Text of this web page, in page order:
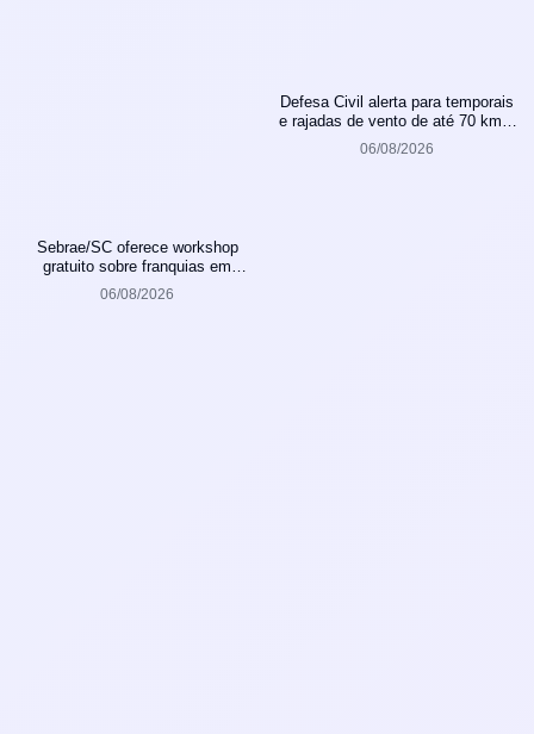
Sebrae/SC oferece workshop
gratuito sobre franquias em
Joinville
06/08/2026
Defesa Civil alerta para temporais
e rajadas de vento de até 70 km/h
em Joinville
06/08/2026